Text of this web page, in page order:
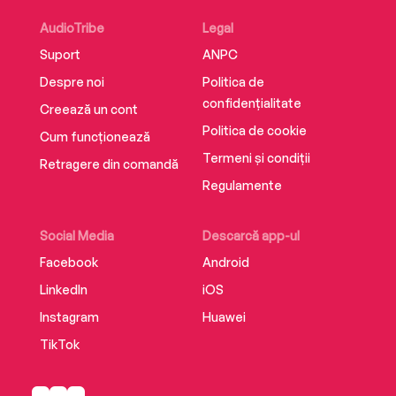
AudioTribe
Suport
Despre noi
Creează un cont
Cum funcționează
Retragere din comandă
Social Media
Facebook
LinkedIn
Instagram
TikTok
Descarcă app-ul
Android
iOS
Huawei
Legal
ANPC
Politica de
confidențialitate
Politica de cookie
Termeni și condiții
Regulamente